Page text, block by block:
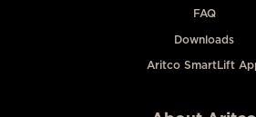
FAQ
Downloads
Aritco SmartLift